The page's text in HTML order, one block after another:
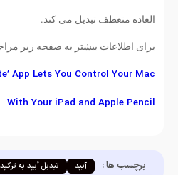
العاده منعطف تبدیل می کند.
برای اطلاعات بیشتر به صفحه زیر
App Lets You Control Your Mac
With Your iPad and Apple Pencil
برچسب ها : آیپد تبدیل أیپد به ترکپد